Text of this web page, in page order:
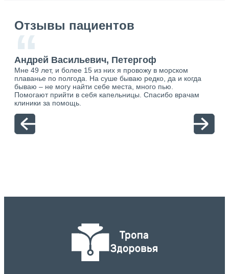
Отзывы пациентов
“
Андрей Васильевич, Петергоф
Мне 49 лет, и более 15 из них я провожу в морском
плаванье по полгода. На суше бываю редко, да и когда
бываю – не могу найти себе места, много пью.
Помогают прийти в себя капельницы. Спасибо врачам
клиники за помощь.